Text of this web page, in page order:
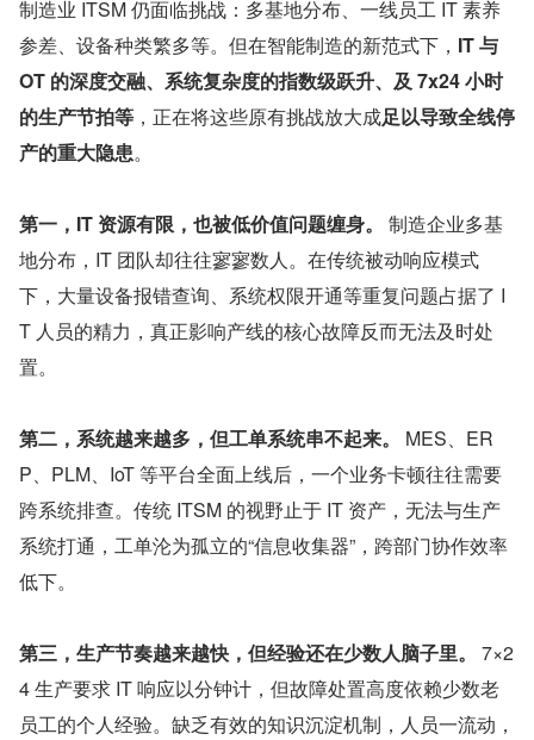
制造业 ITSM 仍面临挑战：多基地分布、一线员工 IT 素养
参差、设备种类繁多等。但在智能制造的新范式下， IT 与
OT 的深度交融、系统复杂度的指数级跃升、及 7x24 小时
的生产节拍等 ，正在将这些原有挑战放大成足以导致全线停
产的重大隐患。
第一，IT 资源有限，也被低价值问题缠身。
制造企业多基
地分布，IT 团队却往往寥寥数人。在传统被动响应模式
下，大量设备报错查询、系统权限开通等重复问题占据了 I
T 人员的精力，真正影响产线的核心故障反而无法及时处
置。
第二，系统越来越多，但工单系统串不起来。 MES、ER
P、PLM、IoT 等平台全面上线后，一个业务卡顿往往需要
跨系统排查。传统 ITSM 的视野止于 IT 资产，无法与生产
系统打通，工单沦为孤立的“信息收集器”，跨部门协作效率
低下。
第三，生产节奏越来越快，但经验还在少数人脑子里。 7×2
4 生产要求 IT 响应以分钟计，但故障处置高度依赖少数老
员工的个人经验。缺乏有效的知识沉淀机制，人员一流动，